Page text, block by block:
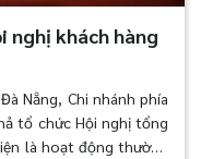
nghị khách hàng
Nẵng, Chi nhánh phía
tổ chức Hội nghị tổng
là hoạt động thường